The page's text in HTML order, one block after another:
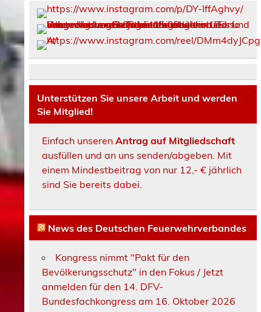
Unterstützen Sie unsere Arbeit und werden
Sie Mitglied!
Einfach unserenAntrag auf Mitgliedschaft
ausfüllen und an uns senden/abgeben. Mit
einem Mindestbeitrag von nur 12,- € jährlich
sind Sie bereits dabei.
News des Deutschen Feuerwehrverbandes
Kongress nimmt "Pakt für den
Bevölkerungsschutz" in den Fokus / Jetzt
anmelden für den 14. DFV-
Bundesfachkongress am 16. Oktober 2026